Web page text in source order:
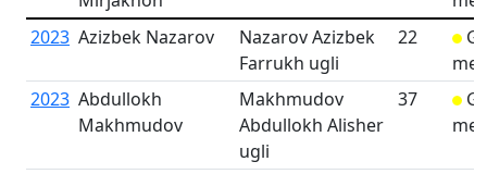
2023 Azizbek Nazarov
Nazarov Azizbek
Farrukh ugli
22
2023 Abdullokh
Makhmudov
Makhmudov
Abdullokh Alisher
ugli
37